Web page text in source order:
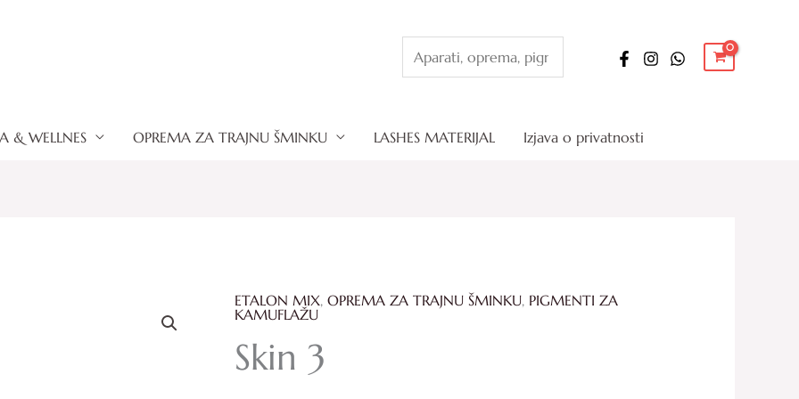
& WELLNES OPREMA ZA TRAJNU ŠMINKU LASHES MATERIJAL Izjava o privatnosti
ETALON MIX,OPREMA ZA TRAJNU ŠMINKU, PIGMENTI ZA
KAMUFLAŽU
Skin 3
Price
Skin
količina